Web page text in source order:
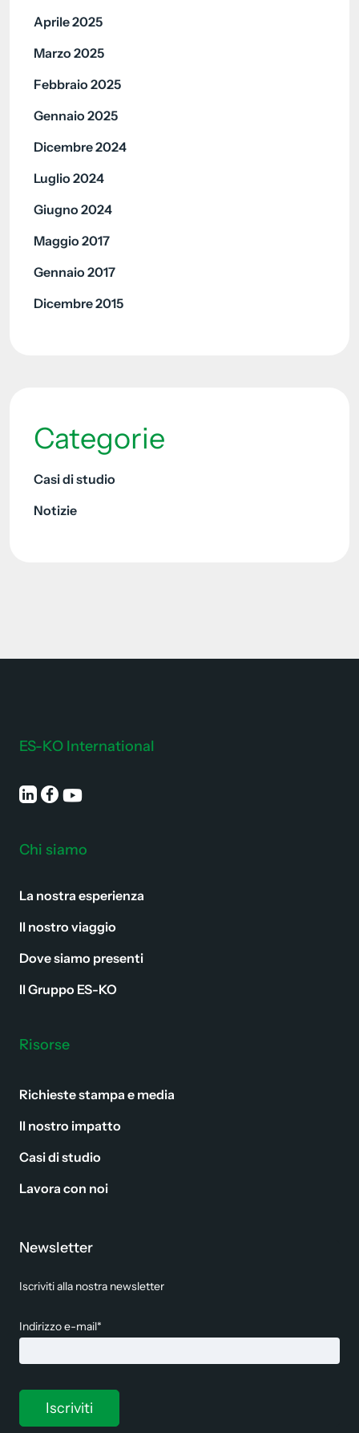
Aprile 2025
Marzo 2025
Febbraio 2025
Gennaio 2025
Dicembre 2024
Luglio 2024
Giugno 2024
Maggio 2017
Gennaio 2017
Dicembre 2015
Categorie
Casi di studio
Notizie
ES-KO International
Chi siamo
La nostra esperienza
Il nostro viaggio
Dove siamo presenti
Il Gruppo ES-KO
Risorse
Richieste stampa e media
Il nostro impatto
Casi di studio
Lavora con noi
Newsletter
Iscriviti alla nostra newsletter
Indirizzo e-mail*